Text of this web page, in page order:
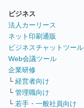
ビジネス
法人カーリース
ネット印刷通販
ビジネスチャットツール
Web会議ツール
企業研修
└ 経営者向け
└ 管理職向け
└ 若手・一般社員向け